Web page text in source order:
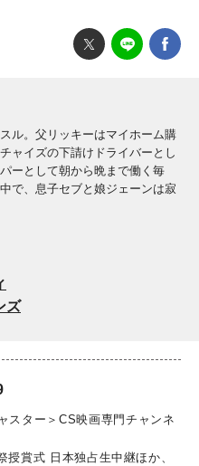
ル。父リッキーはマイホーム購
ャイズの下請けドライバーとし
ーとして朝から晩まで働く毎
で、息子セブと娘ジェーンは寂
ズ
スター＞CS映画専門チャンネ
賞式 日本独占生中継ほか、